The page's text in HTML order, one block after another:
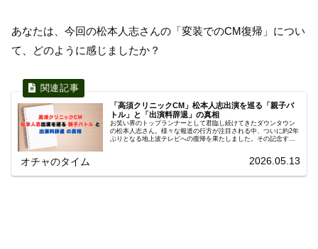
あなたは、今回の松本人志さんの「変装でのCM復帰」につい
て、どのように感じましたか？
「高須クリニックCM」松本人志出演を巡る「親子バ
トル」と「出演料辞退」の真相
お笑い界のトップランナーとして君臨し続けてきたダウンタウン
の松本人志さん。様々な報道の行方が注目される中、ついに約2年
ぶりとなる地上波テレビへの復帰を果たしました。その記念すべ
るがす特大のトピックですが、今回の騒動は単なる「大物芸人の
本人志さんの起用を巡って、高須クリニックの統括院長である高
オチャのタイム 2026.05.13